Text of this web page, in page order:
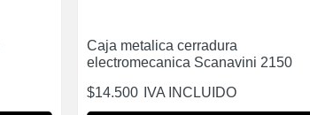
Caja metalica cerradura
electromecanica Scanavini 2150
$14.500 IVA INCLUIDO